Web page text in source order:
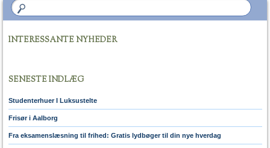
INTERESSANTE NYHEDER
SENESTE INDLÆG
Studenterhuer I Luksustelte
Frisør i Aalborg
Fra eksamenslæsning til frihed: Gratis lydbøger til din nye hverdag